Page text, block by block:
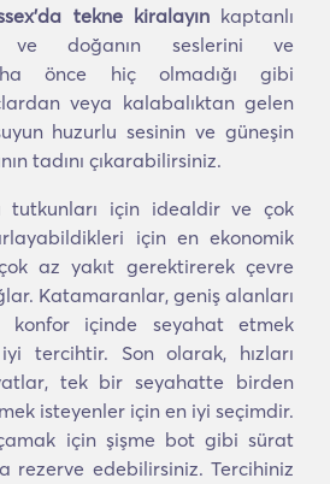
tekne kiralayınkaptanlı
ve doğanın seslerini ve
önce hiç olmadığı gibi
veya kalabalıktan gelen
huzurlu sesinin ve güneşin
tadını çıkarabilirsiniz.
tutkunları için idealdir ve çok
için en ekonomik
az yakıt gerektirerek çevre
Katamaranlar, geniş alanları
konfor içinde seyahat etmek
tercihtir. Son olarak, hızları
tek bir seyahatte birden
isteyenler için en iyi seçimdir.
için şişme bot gibi sürat
rezerve edebilirsiniz. Tercihiniz